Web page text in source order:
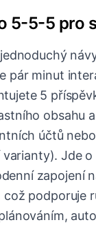
5-5-5 pro
pár minut
5
obsahu
účtů
Jde
zapojení
což podporuje